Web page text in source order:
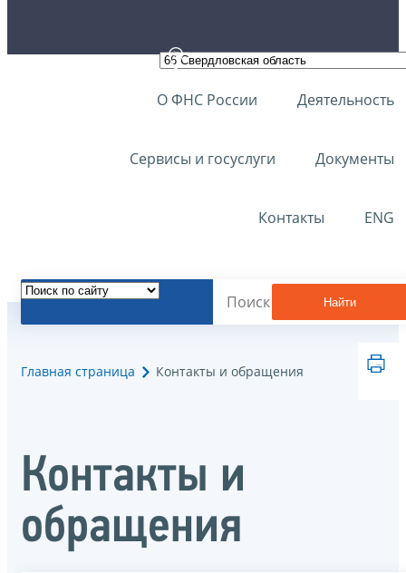
О ФНС России Деятельность
Сервисы и госуслуги Документы
Контакты ENG
Найти
Главная страница Контакты и обращения
Контакты и
обращения